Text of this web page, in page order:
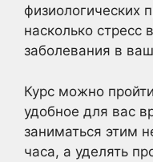
физиологических
насколько стресс
заболевания в
Курс можно
удобное для вас
заниматься этим
часа, а уделять